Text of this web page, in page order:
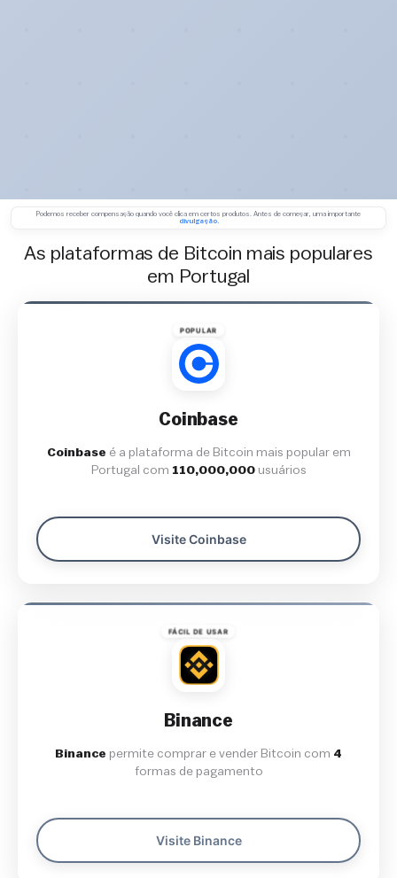
Podemos receber compensação quando você clica em certos produtos. Antes de começar, uma importante
divulgação.
As plataformas de Bitcoin mais populares
em Portugal
POPULAR
Coinbase
Coinbase é a plataforma de Bitcoin mais popular em
Portugal com 110,000,000usuários
Visite Coinbase
FÁCIL DE USAR
Binance
Binance permite comprar e vender Bitcoin com 4
formas de pagamento
Visite Binance